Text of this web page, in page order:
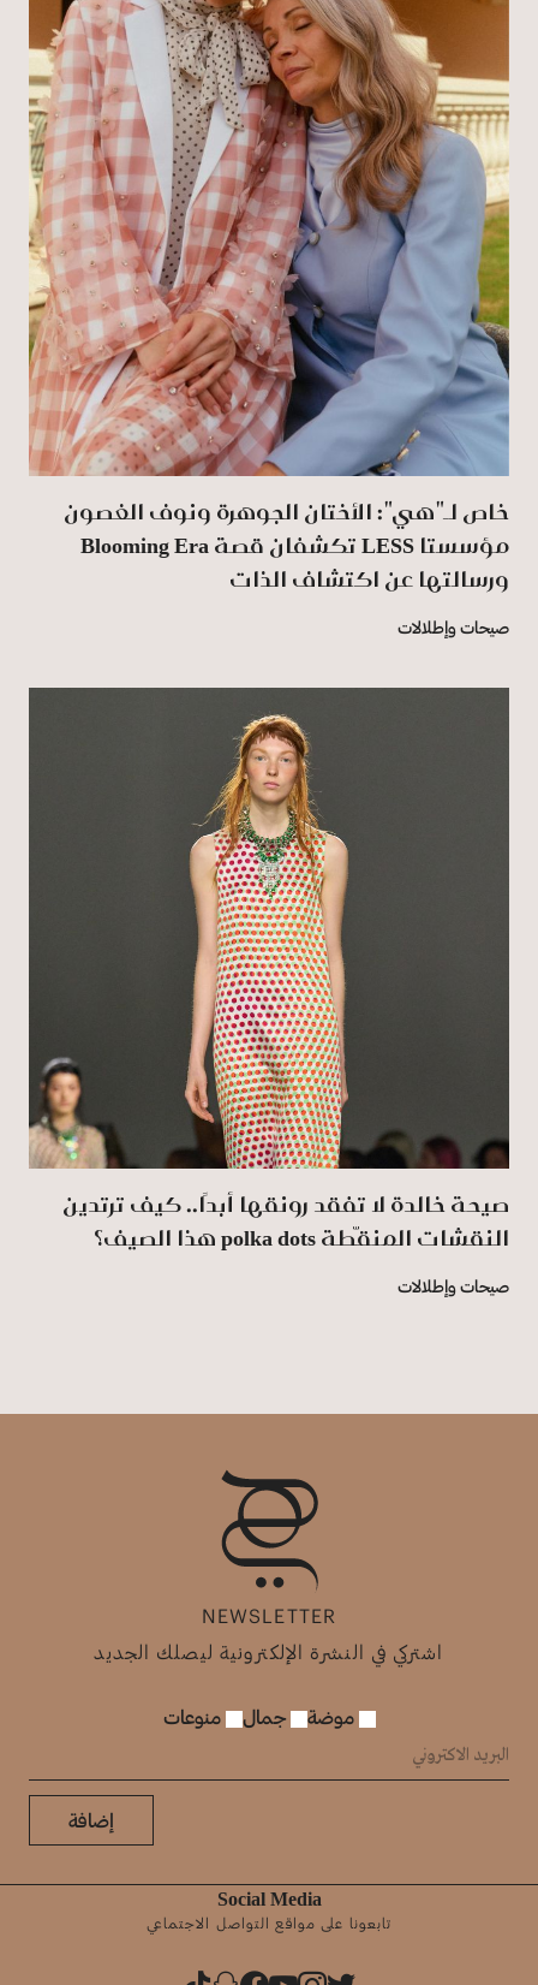
خاص لـ"هي": الأختان الجوهرة ونوف الغصون
مؤسستا LESS تكشفان قصة Blooming Era
ورسالتها عن اكتشاف الذات
صيحات وإطلالات
صيحة خالدة لا تفقد رونقها أبدًا.. كيف ترتدين
النقشات المنقّطة polka dots هذا الصيف؟
صيحات وإطلالات
NEWSLETTER
اشتركي في النشرة الإلكترونية ليصلك الجديد
موضة جمال منوعات
إضافة
Social Media
تابعونا على مواقع التواصل الاجتماعي